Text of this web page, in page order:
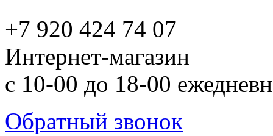
+7 920 424 74 07
Интернет-магазин
с 10-00 до 18-00
Обратный звонок